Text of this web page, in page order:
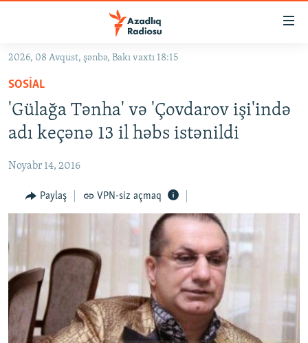
Əsas
qayıt
Əsas
naviqasiyaya
qayıt
Axtarışa
GÜNDƏM
#İZAHLA
KORRUPSIOMETR
#ƏSLINDƏ
FƏRQƏ BAX
QANUNI DOĞRU
ARAŞDIRMA
MULTIMEDIA
VIDEO
FOTOQALEREYA
İNFOQRAFIKA
RADIO ARXIV
OXU ZALI
AZƏRBAYCAN ƏDƏBIYYATI KITABXANASI
HAQQIMIZDA
MISSIYAMIZ
BIZI IZLƏ
2026, 08 Avqust, şənbə, Bakı vaxtı 18:15
SOSIAL
'Gülağa Tənha' və 'Çovdarov işi'ində
adı keçənə 13 il həbs istənildi
Noyabr 14, 2016
Paylaş VPN-siz açmaq